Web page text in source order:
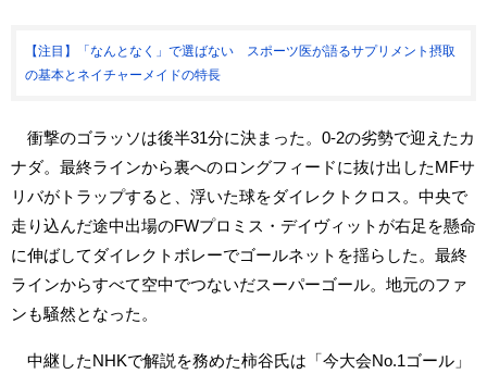
【注目】「なんとなく」で選ばない スポーツ医が語るサプリメント摂取
の基本とネイチャーメイドの特長
衝撃のゴラッソは後半31分に決まった。0-2の劣勢で迎えたカ
ナダ。最終ラインから裏へのロングフィードに抜け出したMFサ
リバがトラップすると、浮いた球をダイレクトクロス。中央で
走り込んだ途中出場のFWプロミス・デイヴィットが右足を懸命
に伸ばしてダイレクトボレーでゴールネットを揺らした。最終
ラインからすべて空中でつないだスーパーゴール。地元のファ
ンも騒然となった。
中継したNHKで解説を務めた柿谷氏は「今大会No.1ゴール」